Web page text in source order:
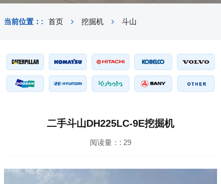
当前位置：: 首页 挖掘机 斗山
二手斗山DH225LC-9E挖掘机
阅读量：: 29